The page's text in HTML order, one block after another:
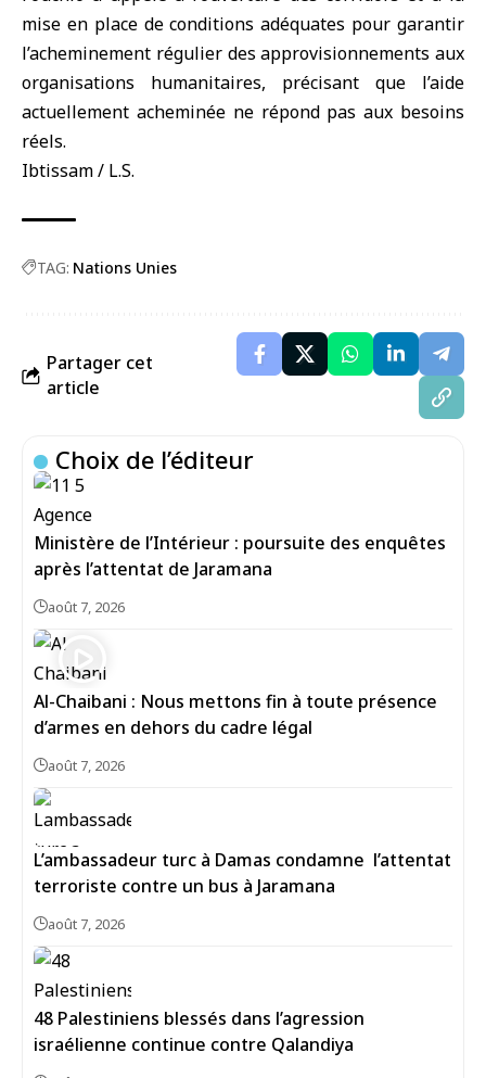
mise en place de conditions adéquates pour garantir
l’acheminement régulier des approvisionnements aux
organisations humanitaires, précisant que l’aide
actuellement acheminée ne répond pas aux besoins
réels.
Ibtissam / L.S.
TAG: Nations Unies
Partager cet
article
Choix de l’éditeur
Ministère de l’Intérieur : poursuite des enquêtes
après l’attentat de Jaramana
août 7, 2026
Al-Chaibani : Nous mettons fin à toute présence
d’armes en dehors du cadre légal
août 7, 2026
L’ambassadeur turc à Damas condamne l’attentat
terroriste contre un bus à Jaramana
août 7, 2026
48 Palestiniens blessés dans l’agression
israélienne continue contre Qalandiya